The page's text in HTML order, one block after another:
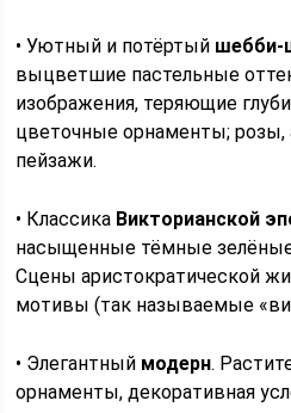
• Уютный и потёртый шебби-
выцветшие пастельные
изображения, теряющие
цветочные орнаменты; розы,
пейзажи.
• Классика Викторианской
насыщенные тёмные
Сцены аристократической
мотивы (так называемые
• Элегантный модерн.
орнаменты, декоративная